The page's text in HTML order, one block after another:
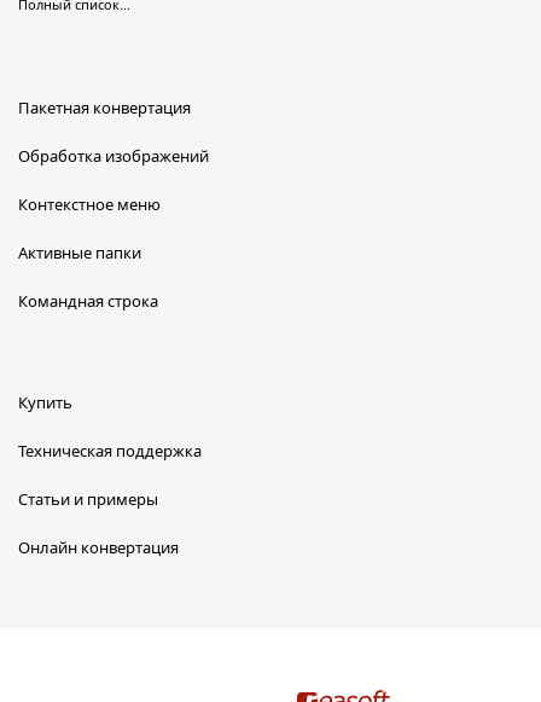
Полный список...
Пакетная конвертация
Обработка изображений
Контекстное меню
Активные папки
Командная строка
Купить
Техническая поддержка
Статьи и примеры
Онлайн конвертация